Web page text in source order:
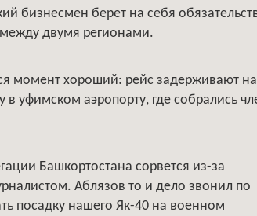
бизнесмен берет на себя
двумя регионами.
момент хороший: рейс задерживают на
уфимском аэропорту, где собрались
Башкортостана сорвется из-за
Аблязов то и дело звонил по
посадку нашего Як-40 на военном